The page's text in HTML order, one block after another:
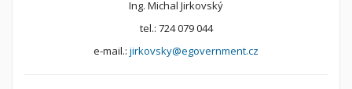
Ing. Michal Jirkovský
tel.: 724 079 044
e-mail.: jirkovsky@egovernment.cz